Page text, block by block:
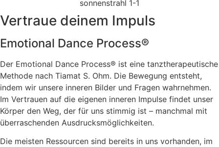
Vertraue deinem Impuls
Emotional Dance Process®
Der Emotional Dance Process® ist eine tanztherapeutische
Methode nach Tiamat S. Ohm. Die Bewegung entsteht,
indem wir unsere inneren Bilder und Fragen wahrnehmen.
Im Vertrauen auf die eigenen inneren Impulse findet unser
Körper den Weg, der für uns stimmig ist – manchmal mit
überraschenden Ausdrucksmöglichkeiten.
Die meisten Ressourcen sind bereits in uns vorhanden, im